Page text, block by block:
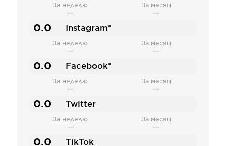
За неделю
—
За месяц
—
0.0 Instagram*
За неделю
—
За месяц
—
0.0 Facebook*
За неделю
—
За месяц
—
0.0 Twitter
За неделю
—
За месяц
—
0.0 TikTok